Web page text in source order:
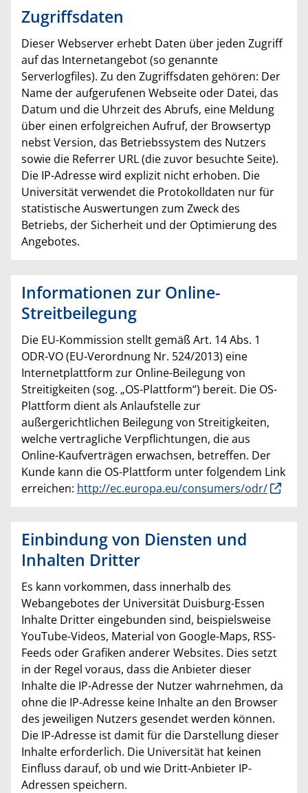
Zugriffsdaten
Dieser Webserver erhebt Daten über jeden Zugriff
auf das Internetangebot (so genannte
Serverlogfiles). Zu den Zugriffsdaten gehören: Der
Name der aufgerufenen Webseite oder Datei, das
Datum und die Uhrzeit des Abrufs, eine Meldung
über einen erfolgreichen Aufruf, der Browsertyp
nebst Version, das Betriebssystem des Nutzers
sowie die Referrer URL (die zuvor besuchte Seite).
Die IP-Adresse wird explizit nicht erhoben. Die
Universität verwendet die Protokolldaten nur für
statistische Auswertungen zum Zweck des
Betriebs, der Sicherheit und der Optimierung des
Angebotes.
Informationen zur Online-
Streitbeilegung
Die EU-Kommission stellt gemäß Art. 14 Abs. 1
ODR-VO (EU-Verordnung Nr. 524/2013) eine
Internetplattform zur Online-Beilegung von
Streitigkeiten (sog. „OS-Plattform“) bereit. Die OS-
Plattform dient als Anlaufstelle zur
außergerichtlichen Beilegung von Streitigkeiten,
welche vertragliche Verpflichtungen, die aus
Online-Kaufverträgen erwachsen, betreffen. Der
Kunde kann die OS-Plattform unter folgendem Link
erreichen: http://ec.europa.eu/consumers/odr/
Einbindung von Diensten und
Inhalten Dritter
Es kann vorkommen, dass innerhalb des
Webangebotes der Universität Duisburg-Essen
Inhalte Dritter eingebunden sind, beispielsweise
YouTube-Videos, Material von Google-Maps, RSS-
Feeds oder Grafiken anderer Websites. Dies setzt
in der Regel voraus, dass die Anbieter dieser
Inhalte die IP-Adresse der Nutzer wahrnehmen, da
ohne die IP-Adresse keine Inhalte an den Browser
des jeweiligen Nutzers gesendet werden können.
Die IP-Adresse ist damit für die Darstellung dieser
Inhalte erforderlich. Die Universität hat keinen
Einfluss darauf, ob und wie Dritt-Anbieter IP-
Adressen speichern.